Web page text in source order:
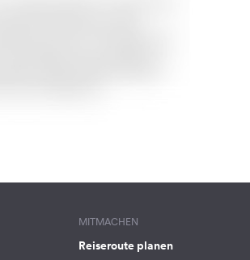
MITMACHEN
Reiseroute planen